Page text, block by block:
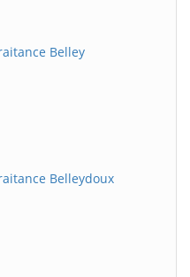
Belley
Belleydoux